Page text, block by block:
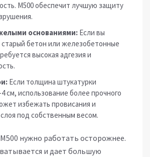
М500 обеспечит лучшую защиту
основаниями: Если вы
бетон или железобетонные
высокая адгезия и
Если толщина штукатурки
см, использование более прочного
избежать провисания и
под собственным весом.
нужно работать осторожнее.
и дает большую